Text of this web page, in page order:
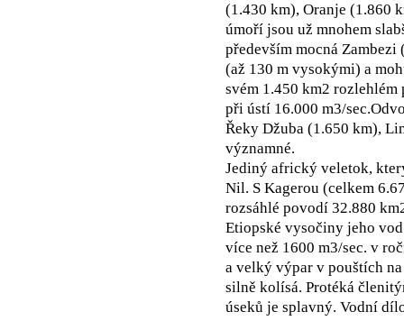
(1.430 km), Oranje (1.860
úmoří jsou už mnohem
především mocná
(až 130 m vysokými) a
svém 1.450 km2
při ústí 16.000 m3/
Řeky Džuba (1.650 km),
významné.
Jediný africký veletok,
Nil. S Kagerou (celkem
rozsáhlé povodí 32.880
Etiopské vysočiny jeho
více než 1600 m3/sec. v
a velký výpar v pouštích
silně kolísá. Protéká
úseků je splavný. Vodní